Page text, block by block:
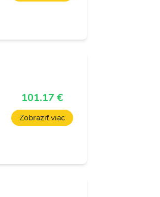
101.17 €
Zobraziť viac